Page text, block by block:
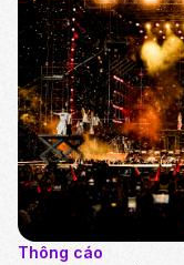
Thông cáo